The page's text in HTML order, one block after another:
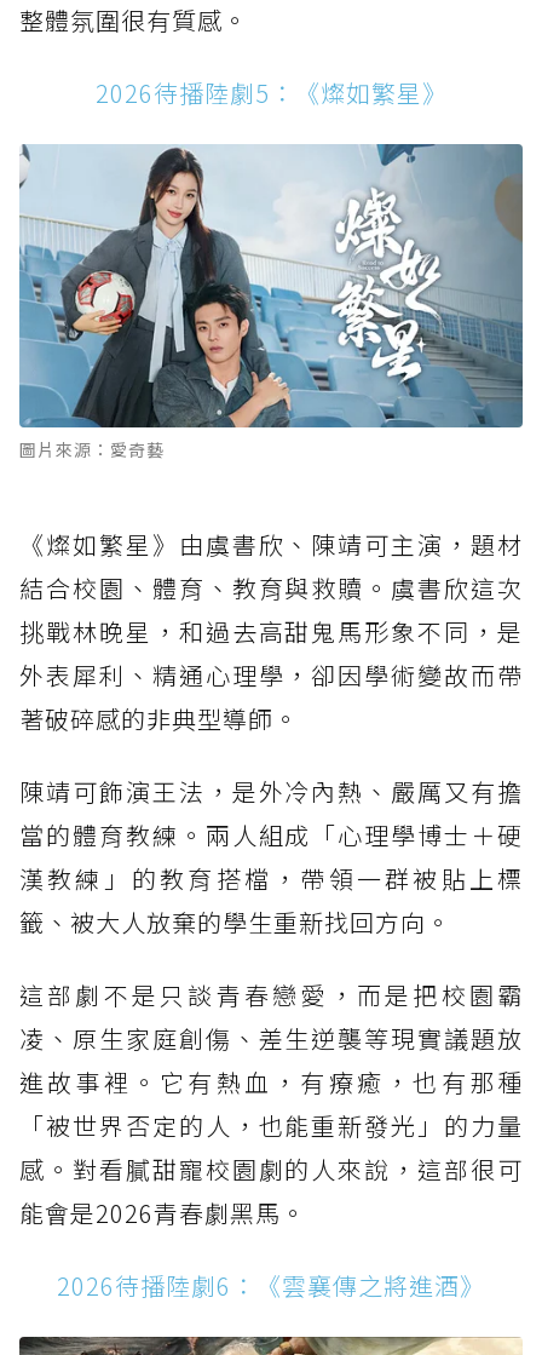
整體氛圍很有質感。
2026待播陸劇5：《燦如繁星》
圖片來源：愛奇藝
《燦如繁星》由虞書欣、陳靖可主演，題材
結合校園、體育、教育與救贖。虞書欣這次
挑戰林晚星，和過去高甜鬼馬形象不同，是
外表犀利、精通心理學，卻因學術變故而帶
著破碎感的非典型導師。
陳靖可飾演王法，是外冷內熱、嚴厲又有擔
當的體育教練。兩人組成「心理學博士＋硬
漢教練」的教育搭檔，帶領一群被貼上標
籤、被大人放棄的學生重新找回方向。
這部劇不是只談青春戀愛，而是把校園霸
凌、原生家庭創傷、差生逆襲等現實議題放
進故事裡。它有熱血，有療癒，也有那種
「被世界否定的人，也能重新發光」的力量
感。對看膩甜寵校園劇的人來說，這部很可
能會是2026青春劇黑馬。
2026待播陸劇6：《雲襄傳之將進酒》